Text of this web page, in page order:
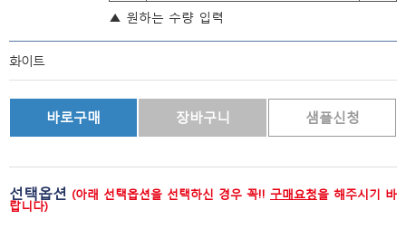
▲ 원하는 수량 입력
화이트
선택옵션 (아래 선택옵션을 선택하신 경우 꼭!! 구매요청을 해주시기 바
랍니다)